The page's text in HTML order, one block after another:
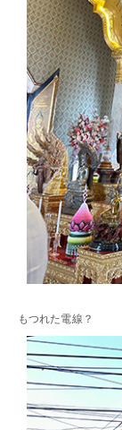
もつれた電線？